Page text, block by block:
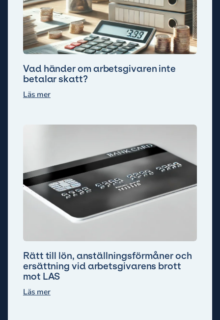
Vad händer om arbetsgivaren inte
betalar skatt?
Läs mer
Rätt till lön, anställningsförmåner och
ersättning vid arbetsgivarens brott
mot LAS
Läs mer